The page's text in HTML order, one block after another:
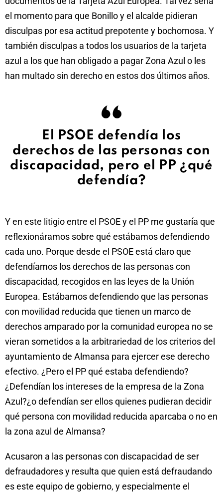
el momento para que Bonillo y el alcalde pidieran
disculpas por esa actitud prepotente y bochornosa. Y
también disculpas a todos los usuarios de la tarjeta
azul a los que han obligado a pagar Zona Azul o les
han multado sin derecho en estos dos últimos años.
El PSOE defendía los
derechos de las personas con
discapacidad, pero el PP ¿qué
defendía?
Y en este litigio entre el PSOE y el PP me gustaría que
reflexionáramos sobre qué estábamos defendiendo
cada uno. Porque desde el PSOE está claro que
defendíamos los derechos de las personas con
discapacidad, recogidos en las leyes de la Unión
Europea. Estábamos defendiendo que las personas
con movilidad reducida que tienen un marco de
derechos amparado por la comunidad europea no se
vieran sometidos a la arbitrariedad de los criterios del
ayuntamiento de Almansa para ejercer ese derecho
efectivo. ¿Pero el PP qué estaba defendiendo?
¿Defendían los intereses de la empresa de la Zona
Azul?¿o defendían ser ellos quienes pudieran decidir
qué persona con movilidad reducida aparcaba o no en
la zona azul de Almansa?
Acusaron a las personas con discapacidad de ser
defraudadores y resulta que quien está defraudando
es este equipo de gobierno, y especialmente el